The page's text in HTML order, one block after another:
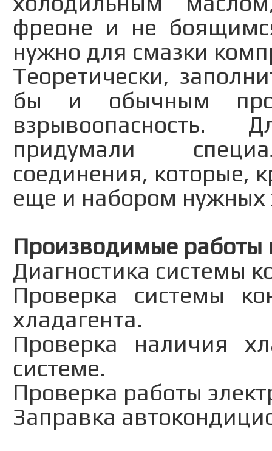
фреоне и не
нужно для смазки
Теоретически,
бы и обычным
взрывоопасность.
придумали
соединения, которые,
еще и набором нужных
Производимые работы
Диагностика системы
Проверка системы
хладагента.
Проверка наличия
системе.
Проверка работы
Заправка